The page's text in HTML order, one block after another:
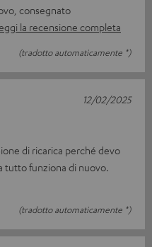
consegnato
la recensione completa
(tradotto automaticamente *)
di ricarica perché devo
tutto funziona di nuovo.
(tradotto automaticamente *)
12/02/2025